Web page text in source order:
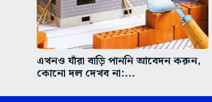
এখনও যাঁরা বাড়ি পাননি আবেদন করুন,
কোনো দল দেখব না:...